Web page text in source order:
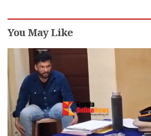
You May Like